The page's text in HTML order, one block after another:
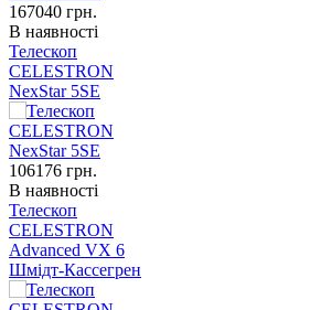
167040 грн.
В наявності
Телескоп
CELESTRON
NexStar 5SE
106176 грн.
В наявності
Телескоп
CELESTRON
Advanced VX 6
Шмідт-Кассегрен